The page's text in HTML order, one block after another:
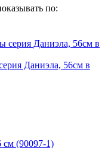
по:
Даниэла, 56см в